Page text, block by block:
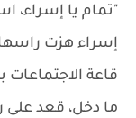
"تمام يا إسراء،
إسراء هزت
قاعة الاجتماعات
ما دخل، قعد على